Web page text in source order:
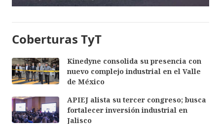
Coberturas TyT
Kinedyne consolida su presencia con
nuevo complejo industrial en el Valle
de México
APIEJ alista su tercer congreso; busca
fortalecer inversión industrial en
Jalisco